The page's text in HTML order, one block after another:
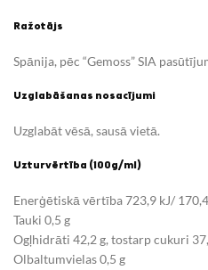
Ražotājs
Spānija, pēc “Gemoss” SIA
Uzglabāšanas nosacījumi
Uzglabāt vēsā, sausā vietā.
Uzturvērtība (100g/ml)
Enerģētiskā vērtība 723,9 kJ/
Tauki 0,5 g
Ogļhidrāti 42,2 g, tostarp cukuri
Olbaltumvielas 0,5 g